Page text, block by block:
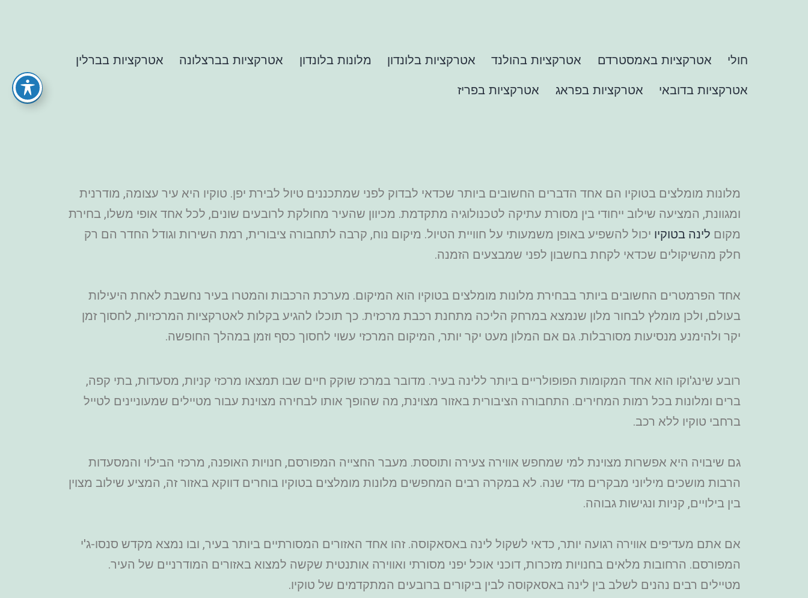
חולי אטרקציות באמסטרדם אטרקציות בהולנד אטרקציות בלונדון מלונות בלונדון אטרקציות בברצלונה אטרקציות בברלין
אטרקציות בדובאי אטרקציות בפראג אטרקציות בפריז
מלונות מומלצים בטוקיו הם אחד הדברים החשובים ביותר שכדאי לבדוק לפני שמתכננים טיול לבירת יפן. טוקיו היא עיר עצומה, מודרנית
ומגוונת, המציעה שילוב ייחודי בין מסורת עתיקה לטכנולוגיה מתקדמת. מכיוון שהעיר מחולקת לרובעים שונים, לכל אחד אופי משלו, בחירת
מקום לינה בטוקיו יכול להשפיע באופן משמעותי על חוויית הטיול. מיקום נוח, קרבה לתחבורה ציבורית, רמת השירות וגודל החדר הם רק
חלק מהשיקולים שכדאי לקחת בחשבון לפני שמבצעים הזמנה.
אחד הפרמטרים החשובים ביותר בבחירת מלונות מומלצים בטוקיו הוא המיקום. מערכת הרכבות והמטרו בעיר נחשבת לאחת היעילות
בעולם, ולכן מומלץ לבחור מלון שנמצא במרחק הליכה מתחנת רכבת מרכזית. כך תוכלו להגיע בקלות לאטרקציות המרכזיות, לחסוך זמן
יקר ולהימנע מנסיעות מסורבלות. גם אם המלון מעט יקר יותר, המיקום המרכזי עשוי לחסוך כסף וזמן במהלך החופשה.
רובע שינג'וקו הוא אחד המקומות הפופולריים ביותר ללינה בעיר. מדובר במרכז שוקק חיים שבו תמצאו מרכזי קניות, מסעדות, בתי קפה,
ברים ומלונות בכל רמות המחירים. התחבורה הציבורית באזור מצוינת, מה שהופך אותו לבחירה מצוינת עבור מטיילים שמעוניינים לטייל
ברחבי טוקיו ללא רכב.
גם שיבויה היא אפשרות מצוינת למי שמחפש אווירה צעירה ותוססת. מעבר החצייה המפורסם, חנויות האופנה, מרכזי הבילוי והמסעדות
הרבות מושכים מיליוני מבקרים מדי שנה. לא במקרה רבים המחפשים מלונות מומלצים בטוקיו בוחרים דווקא באזור זה, המציע שילוב מצוין
בין בילויים, קניות ונגישות גבוהה.
אם אתם מעדיפים אווירה רגועה יותר, כדאי לשקול לינה באסאקוסה. זהו אחד האזורים המסורתיים ביותר בעיר, ובו נמצא מקדש סנסו-ג'י
המפורסם. הרחובות מלאים בחנויות מזכרות, דוכני אוכל יפני מסורתי ואווירה אותנטית שקשה למצוא באזורים המודרניים של העיר.
מטיילים רבים נהנים לשלב בין לינה באסאקוסה לבין ביקורים ברובעים המתקדמים של טוקיו.